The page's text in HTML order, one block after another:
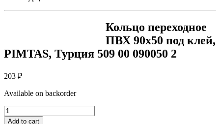
Кольцо переходное
ПВХ 90х50 под клей,
PIMTAS, Турция 509 00 090050 2
203 ₽
Available on backorder
Кольцо
переходное
Add to cart